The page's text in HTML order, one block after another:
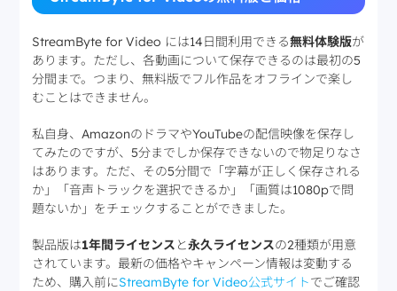
StreamByte for Video には14日間利用できる無料体験版が
あります。ただし、各動画について保存できるのは最初の5
分間まで。つまり、無料版でフル作品をオフラインで楽し
むことはできません。
私自身、AmazonのドラマやYouTubeの配信映像を保存し
てみたのですが、5分までしか保存できないので物足りなさ
はあります。ただ、その5分間で「字幕が正しく保存される
か」「音声トラックを選択できるか」「画質は1080pで問
題ないか」をチェックすることができました。
製品版は1年間ライセンス と永久ライセンスの2種類が用意
されています。最新の価格やキャンペーン情報は変動する
ため、購入前にStreamByte for Video公式サイトでご確認